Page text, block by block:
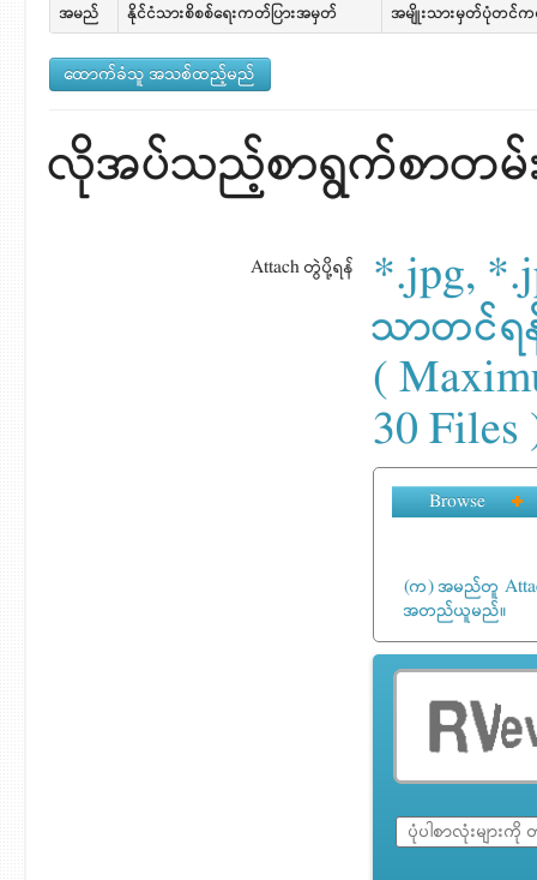
အမည် နိုင်ငံသားစိစစ်ရေးကတ်ပြားအမှတ် အမျိုးသားမှတ်ပုံတင်
လိုအပ်သည့်စာရွက်စာတမ်း
Attach တွဲပို့ရန်
*.jpg,
သာတင်ရ
(
30 Files
Browse
(က) အမည်တူ
အတည်ယူမည်။